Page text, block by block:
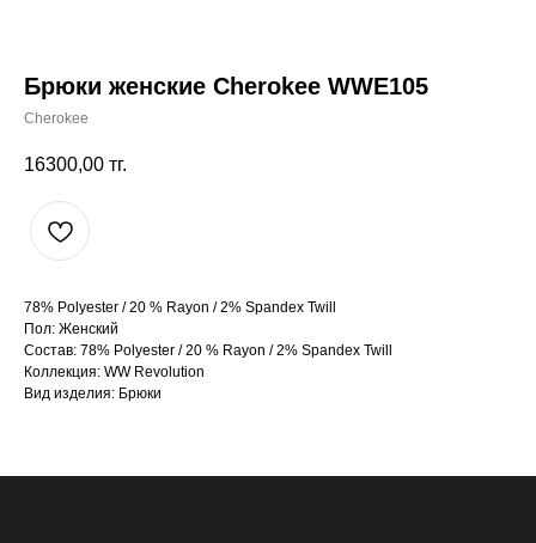
Брюки женские Cherokee WWE105
Cherokee
16300,00 тг.
78% Polyester / 20 % Rayon / 2% Spandex Twill
Пол: Женский
Состав: 78% Polyester / 20 % Rayon / 2% Spandex Twill
Коллекция: WW Revolution
Вид изделия: Брюки